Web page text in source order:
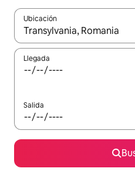
Ubicación
Cuando los resultados estén
Llegada
Salida